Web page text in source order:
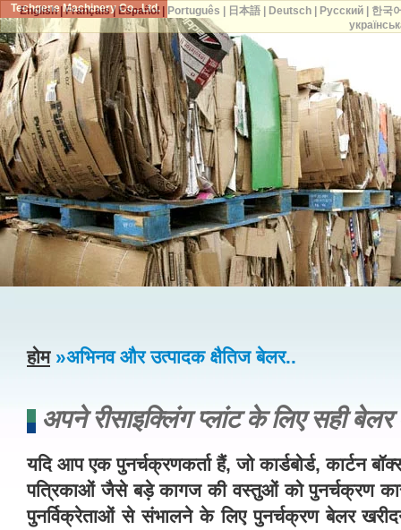
Techgene Machinery Co., Ltd.
होम»अभिनव और उत्पादक क्षैतिज बेलर..
अपने रीसाइक्लिंग प्लांट के लिए सही
यदि आप एक पुनर्चक्रणकर्ता हैं, जो कार्डबोर्ड, कार्टन
पत्रिकाओं जैसे बड़े कागज की वस्तुओं को पुनर्चक्रण
पुनर्विक्रेताओं से संभालने के लिए पुनर्चक्रण बेलर
English|Français| Español| Português 日本語| Deutsch| Русский|
한국